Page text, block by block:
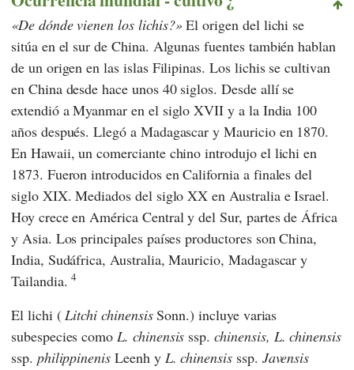
De dónde vienen los lichis? El origen del lichi se
sitúa en el sur de China. Algunas fuentes también hablan
de un origen en las islas Filipinas. Los lichis se cultivan
en China desde hace unos 40 siglos. Desde allí se
extendió a Myanmar en el siglo XVII y a la India 100
años después. Llegó a Madagascar y Mauricio en 1870.
En Hawaii, un comerciante chino introdujo el lichi en
1873. Fueron introducidos en California a finales del
siglo XIX. Mediados del siglo XX en Australia e Israel.
Hoy crece en América Central y del Sur, partes de África
y Asia. Los principales países productores son China,
India, Sudáfrica, Australia, Mauricio, Madagascar y
Tailandia.4
El lichi (Litchi chinensisSonn.) incluye varias
subespecies comoL. chinensis ssp.chinensis, L. chinensis
ssp. philippinenis Leenh y L. chinensisssp. Javensis